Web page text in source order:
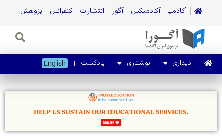
آکادمیا آکادمیکس آگورا انتشارات کنفرانس پژوهش
دیداری نوشتاری پادکست English